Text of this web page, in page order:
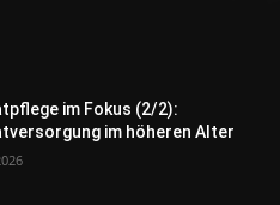
im Fokus (2/2):
im höheren Alter